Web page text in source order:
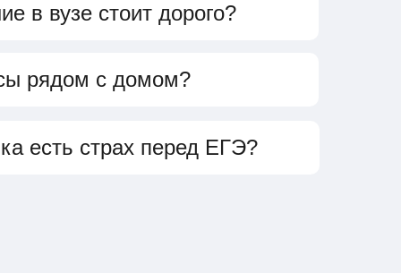
в вузе стоит дорого?
есть страх перед ЕГЭ?
рядом с домом?